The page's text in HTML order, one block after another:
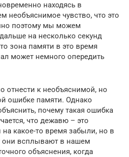
находясь в
необъяснимое чувство, что это
поэтому мы можем
на несколько секунд
зона памяти в это время
может немного опередить
к необъяснимой, но
ошибке памяти. Однако
почему такая ошибка
что дежавю – это
какое-то время забыли, но в
всплывают в нашем
объяснения, когда